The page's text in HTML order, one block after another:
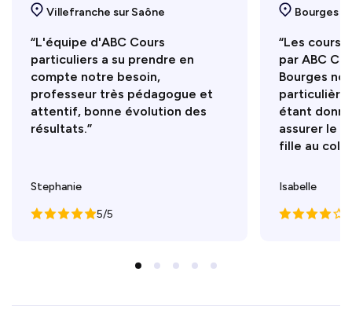
Villefranche sur Saône
“L'équipe d'ABC Cours
particuliers a su prendre en
compte notre besoin,
professeur très pédagogue et
attentif, bonne évolution des
résultats.”
Stephanie
5/5
Bourges
“Les cours
par ABC
Bourges
étant
assurer le
fille au
Isabelle